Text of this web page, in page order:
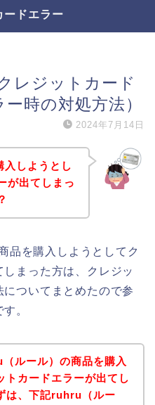
ードエラー
レジットカード
時の対処方法）
2024年7月14日
しようとし
が出てしまっ
品を購入しようとしてク
まった方は、クレジッ
についてまとめたので参
。
ルール）の商品を購入
トカードエラーが出てし
は、下記ruhru（ルー